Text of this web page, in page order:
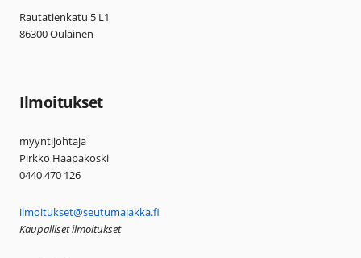
Rautatienkatu 5 L1
86300 Oulainen
Ilmoitukset
myyntijohtaja
Pirkko Haapakoski
0440 470 126
ilmoitukset@seutumajakka.fi
Kaupalliset ilmoitukset